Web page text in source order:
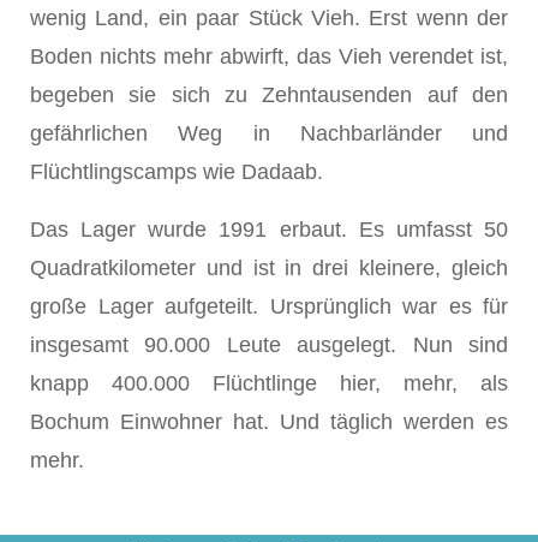
wenig Land, ein paar Stück Vieh. Erst wenn der
Boden nichts mehr abwirft, das Vieh verendet ist,
begeben sie sich zu Zehntausenden auf den
gefährlichen Weg in Nachbarländer und
Flüchtlingscamps wie Dadaab.
Das Lager wurde 1991 erbaut. Es umfasst 50
Quadratkilometer und ist in drei kleinere, gleich
große Lager aufgeteilt. Ursprünglich war es für
insgesamt 90.000 Leute ausgelegt. Nun sind
knapp 400.000 Flüchtlinge hier, mehr, als
Bochum Einwohner hat. Und täglich werden es
mehr.